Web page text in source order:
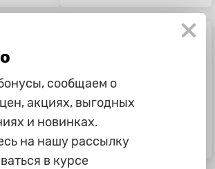
аэрозоль 210мл (Kerry) М
245 ₽
AVK-195 М
сообщаем о
акциях, выгодных
и новинках.
на нашу рассылку
в курсе